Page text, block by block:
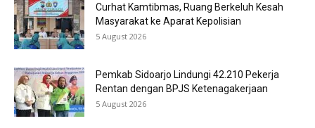
Curhat Kamtibmas, Ruang Berkeluh Kesah
Masyarakat ke Aparat Kepolisian
5 August 2026
Pemkab Sidoarjo Lindungi 42.210 Pekerja
Rentan dengan BPJS Ketenagakerjaan
5 August 2026